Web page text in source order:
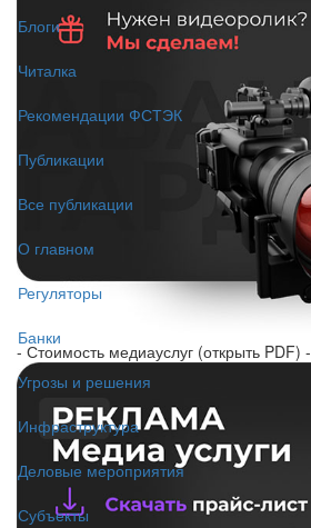
Блоги
Читалка
Рекомендации ФСТЭК
Публикации
Все публикации
О главном
Регуляторы
Банки
Угрозы и решения
Инфраструктура
Деловые мероприятия
Субъекты
- Стоимость медиауслуг (открыть PDF) -